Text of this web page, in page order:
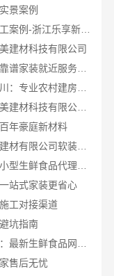
景案例
便宜住宅装修新房整体布置施工案例-浙江乐享新材料有限公司
建材科技有限公司
苏州百年豪庭全屋定制：相城靠谱家装就近服务，拎包入住省心
南湖区装修家居专业，嘉兴家美建材科技有限公司值得信赖
年豪庭新材料
售后质保完善，湖南美学筑家建材有限公司软装配套
站式家装更省心
工对接渠道
坑指南
售后无忧